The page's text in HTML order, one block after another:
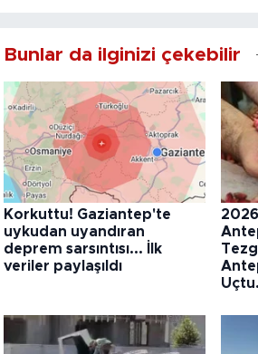
Bunlar da ilginizi çekebilir
Korkuttu! Gaziantep'te
uykudan uyandıran
deprem sarsıntısı... İlk
veriler paylaşıldı